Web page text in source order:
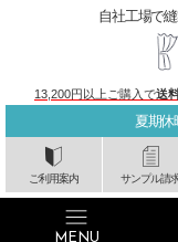
夏期休
ご利用案内 サンプル請
自社工場で
13,200円以上ご購入で送